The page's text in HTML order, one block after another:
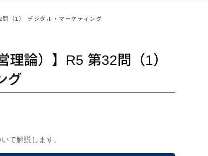
（1） デジタル・マーケティング
理論）】R5 第32問（1）
グ
て解説します。